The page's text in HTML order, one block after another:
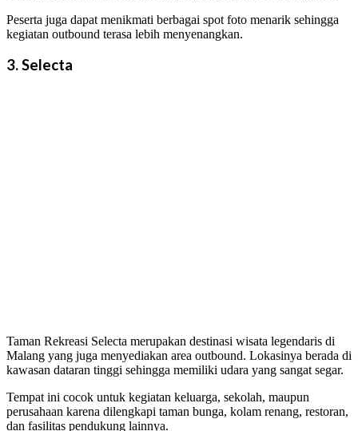
Peserta juga dapat menikmati berbagai spot foto menarik sehingga
kegiatan outbound terasa lebih menyenangkan.
3. Selecta
Taman Rekreasi Selecta merupakan destinasi wisata legendaris di
Malang yang juga menyediakan area outbound. Lokasinya berada di
kawasan dataran tinggi sehingga memiliki udara yang sangat segar.
Tempat ini cocok untuk kegiatan keluarga, sekolah, maupun
perusahaan karena dilengkapi taman bunga, kolam renang, restoran,
dan fasilitas pendukung lainnya.